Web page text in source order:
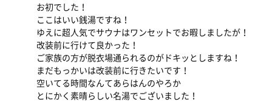
お初でした！
ここはいい銭湯ですね！
ゆえに超人気でサウナはワンセットでお暇しましたが！
改装前に行けて良かった！
ご家族の方が脱衣場通られるのがドキッとしますね！
まだもっかいは改装前に行きたいです！
空いてる時間なんてあらはんのやろか
とにかく素晴らしい名湯でございました！